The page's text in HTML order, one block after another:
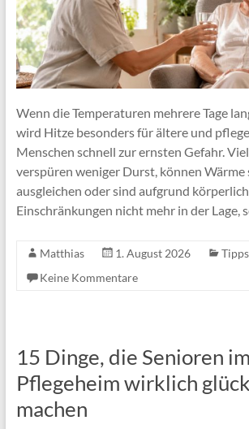
Wenn die Temperaturen mehrere Tage
wird Hitze besonders für ältere und
Menschen schnell zur ernsten Gefahr.
verspüren weniger Durst, können Wärme
ausgleichen oder sind aufgrund
Einschränkungen nicht mehr in der Lage,
Matthias 1. August 2026
Keine Kommentare
15 Dinge, die Senioren im
Pflegeheim wirklich
machen